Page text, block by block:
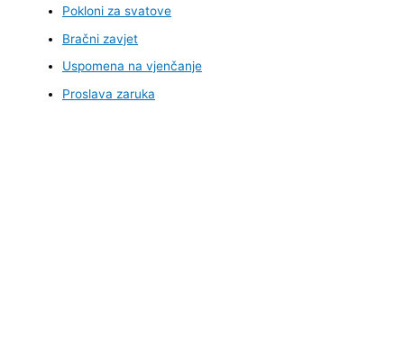
Pokloni za svatove
Bračni zavjet
Uspomena na vjenčanje
Proslava zaruka